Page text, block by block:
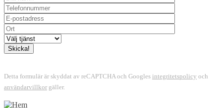
Detta formulär är skyddat av reCAPTCHA och Googles integritetspolicy och
användarvillkor gäller.